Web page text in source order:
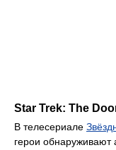
Star Trek: The
В телесериале
герои обнаруживают